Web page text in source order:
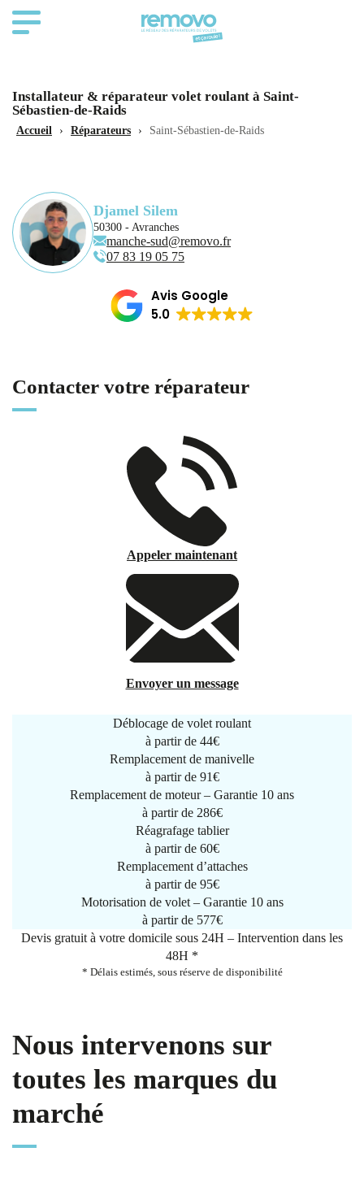
Installateur & réparateur volet roulant à Saint-
Sébastien-de-Raids
Accueil › Réparateurs › Saint-Sébastien-de-Raids
Djamel Silem
50300 - Avranches
manche-sud@removo.fr
07 83 19 05 75
Avis Google
5.0
Contacter votre réparateur
Appeler maintenant
Envoyer un message
Déblocage de volet roulant
à partir de 44€
Remplacement de manivelle
à partir de 91€
Remplacement de moteur – Garantie 10 ans
à partir de 286€
Réagrafage tablier
à partir de 60€
Remplacement d’attaches
à partir de 95€
Motorisation de volet – Garantie 10 ans
à partir de 577€
Devis gratuit à votre domicile sous 24H – Intervention dans les
48H *
* Délais estimés, sous réserve de disponibilité
Nous intervenons sur
toutes les marques du
marché